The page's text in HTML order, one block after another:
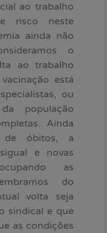
ao trabalho
risco neste
ainda não
o
ao trabalho
está
ou
população
Ainda
de óbitos, a
e novas
as
do
volta seja
sindical e que
as condições